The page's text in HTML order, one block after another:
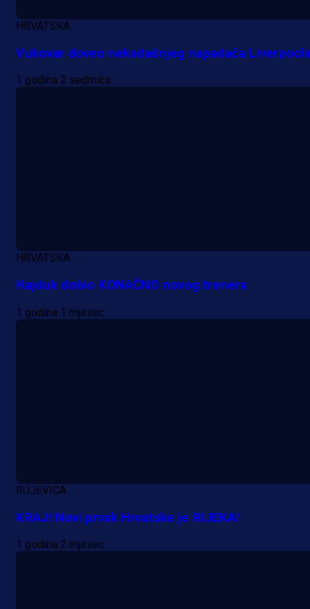
Premijer liga BiH
HRVATSKA
Vukovar doveo nekadašnjeg napadača
1 godina 2 sedmica
HRVATSKA
Hajduk dobio KONAČNO novog trenera
1 godina 1 mjesec
RUJEVICA
KRAJ! Novi prvak Hrvatske je RIJEKA!
1 godina 2 mjesec